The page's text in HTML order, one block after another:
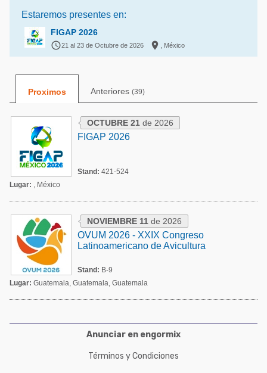
Micotoxinas
Porcicultura
Mascotas
Micotoxinas
Avicultura
Porcicultura
Balanceados - Piensos
Comunidades en portugués
Micotoxinas
Avicultura
Porcicultura
Lechería
Estaremos presentes en:
FIGAP 2026
21 al 23 de Octubre de 2026  , México
Proximos Anteriores (39)
OCTUBRE 21 de 2026
FIGAP 2026
Stand: 421-524
Lugar: , México
NOVIEMBRE 11 de 2026
OVUM 2026 - XXIX Congreso
Latinoamericano de Avicultura
Stand: B-9
Lugar: Guatemala, Guatemala, Guatemala
Anunciar en engormix
Términos y Condiciones